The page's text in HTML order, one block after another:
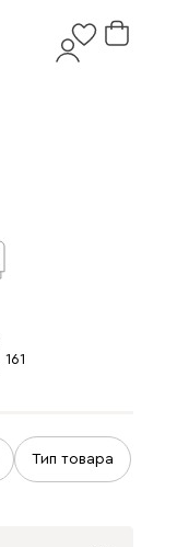
161
Тип товара